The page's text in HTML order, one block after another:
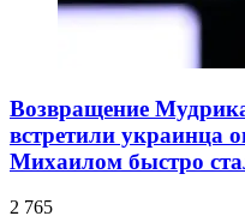
Возвращение
встретили украинца
Михаилом быстро
2 765